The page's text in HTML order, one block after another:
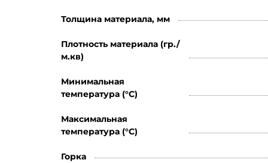
Толщина материала, мм
Плотность материала (гр./
м.кв)
Минимальная
температура (°C)
Максимальная
температура (°C)
Горка